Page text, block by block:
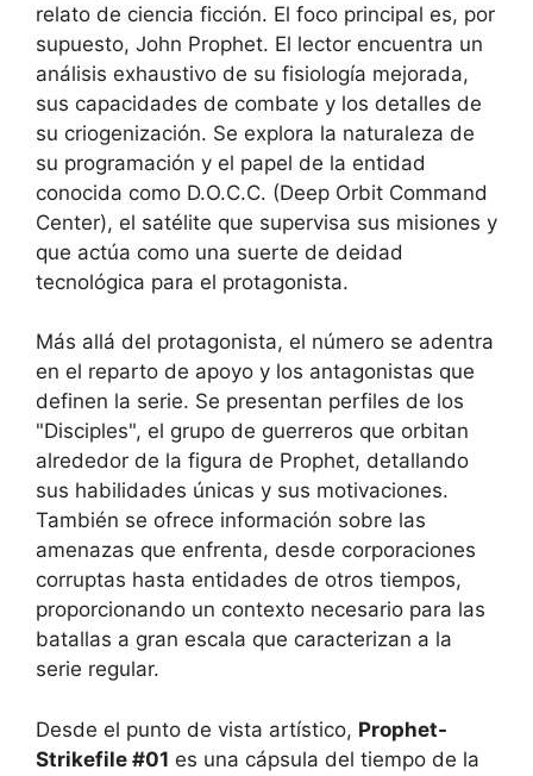
relato de ciencia ficción. El foco principal es, por
supuesto, John Prophet. El lector encuentra un
análisis exhaustivo de su fisiología mejorada,
sus capacidades de combate y los detalles de
su criogenización. Se explora la naturaleza de
su programación y el papel de la entidad
conocida como D.O.C.C. (Deep Orbit Command
Center), el satélite que supervisa sus misiones y
que actúa como una suerte de deidad
tecnológica para el protagonista.
Más allá del protagonista, el número se adentra
en el reparto de apoyo y los antagonistas que
definen la serie. Se presentan perfiles de los
"Disciples", el grupo de guerreros que orbitan
alrededor de la figura de Prophet, detallando
sus habilidades únicas y sus motivaciones.
También se ofrece información sobre las
amenazas que enfrenta, desde corporaciones
corruptas hasta entidades de otros tiempos,
proporcionando un contexto necesario para las
batallas a gran escala que caracterizan a la
serie regular.
Desde el punto de vista artístico, Prophet-
Strikefile #01 es una cápsula del tiempo de la